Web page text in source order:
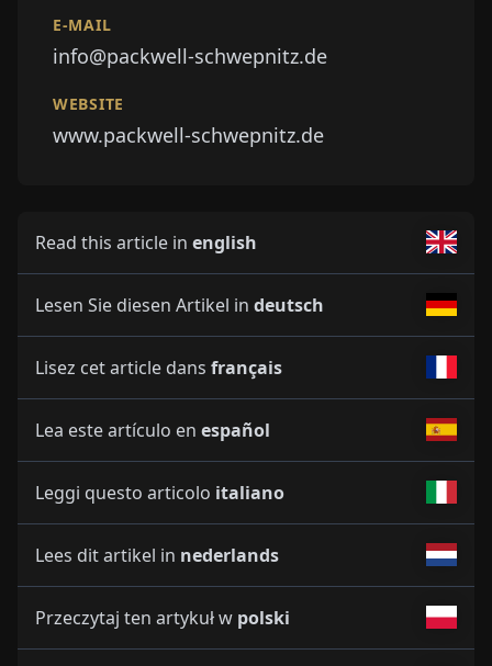
E-MAIL
info@packwell-schwepnitz.de
WEBSITE
www.packwell-schwepnitz.de
Read this article in english
Lesen Sie diesen Artikel in deutsch
Lisez cet article dans français
Lea este artículo en español
Leggi questo articolo italiano
Lees dit artikel in nederlands
Przeczytaj ten artykuł w polski